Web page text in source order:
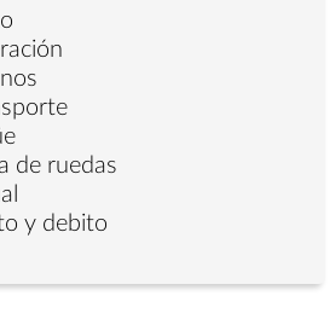
de ruedas
y debito